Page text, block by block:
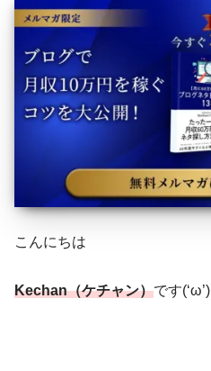
こんにちは
Kechan（ケチャン）です(‘ω’)